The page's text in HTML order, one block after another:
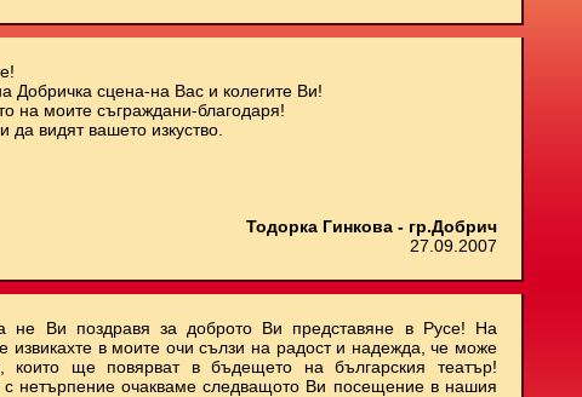
Добричка сцена-на Вас и колегите Ви!
на моите съграждани-благодаря!
видят вашето изкуство.
Тодорка Гинкова - гр.Добрич
27.09.2007
Ви поздравя за доброто Ви представяне в Русе! На
извикахте в моите очи сълзи на радост и надежда, че може
ще повярват в бъдещето на българския театър!
нетърпение очакваме следващото Ви посещение в нашия